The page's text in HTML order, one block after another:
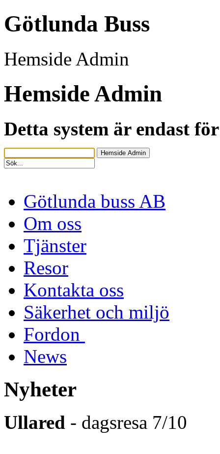
Götlunda Buss
Hemside Admin
Hemside Admin
Detta system är endast
Götlunda buss AB
Om oss
Tjänster
Resor
Kontakta oss
Säkerhet och miljö
Fordon
News
Nyheter
Ullared - dagsresa 7/10